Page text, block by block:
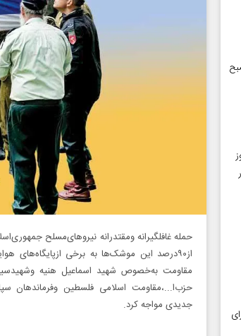
از۹۰درصد این موشک‌ها به برخی ازپایگاه‌های
مقاومت به‌خصوص شهید اسماعیل هنیه
حزب‌ا...،مقاومت اسلامی فلسطین وفرماندهان
جدیدی مواجه کرد.